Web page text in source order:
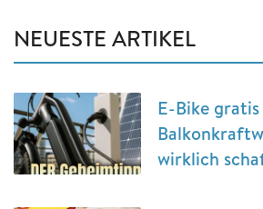
NEUESTE ARTIKEL
E-Bike gratis
wirklich